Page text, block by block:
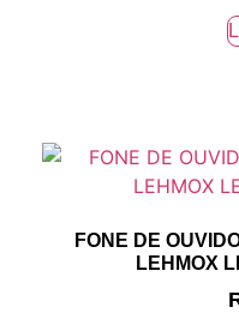
FONE DE
LEHMOX